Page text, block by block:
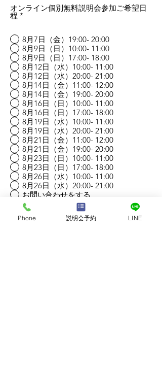
オンライン個別無料説明会参加ご希望日
程 *
8月7日（金）19:00- 20:00
8月9日（日）10:00- 11:00
8月9日（日）17:00- 18:00
8月12日（水）10:00- 11:00
8月12日（水）20:00- 21:00
8月14日（金）11:00- 12:00
8月14日（金）19:00- 20:00
8月16日（日）10:00- 11:00
8月16日（日）17:00- 18:00
8月19日（水）10:00- 11:00
8月19日（水）20:00- 21:00
8月21日（金）11:00- 12:00
8月21日（金）19:00- 20:00
8月23日（日）10:00- 11:00
8月23日（日）17:00- 18:00
8月26日（水）10:00- 11:00
8月26日（水）20:00- 21:00
お問い合わせをする
他の日時を希望する（メッセージにご
記入ください）
Phone 説明会予約 LINE